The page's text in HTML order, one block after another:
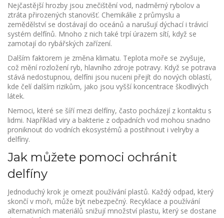
Nejčastější hrozby jsou znečištění vod, nadměrný rybolov a
ztráta přirozených stanovišť. Chemikálie z průmyslu a
zemědělství se dostávají do oceánů a narušují dýchací i trávicí
systém delfínů. Mnoho z nich také trpí úrazem sítí, když se
zamotají do rybářských zařízení.
Dalším faktorem je změna klimatu. Teplota moře se zvyšuje,
což mění rozložení ryb, hlavního zdroje potravy. Když se potrava
stává nedostupnou, delfíni jsou nuceni přejít do nových oblastí,
kde čelí dalším rizikům, jako jsou vyšší koncentrace škodlivých
látek.
Nemoci, které se šíří mezi delfíny, často pocházejí z kontaktu s
lidmi. Například viry a bakterie z odpadních vod mohou snadno
proniknout do vodních ekosystémů a postihnout i velryby a
delfíny.
Jak můžete pomoci ochránit
delfíny
Jednoduchý krok je omezit používání plastů. Každý odpad, který
skončí v moři, může být nebezpečný. Recyklace a používání
alternativních materiálů snižují množství plastu, který se dostane